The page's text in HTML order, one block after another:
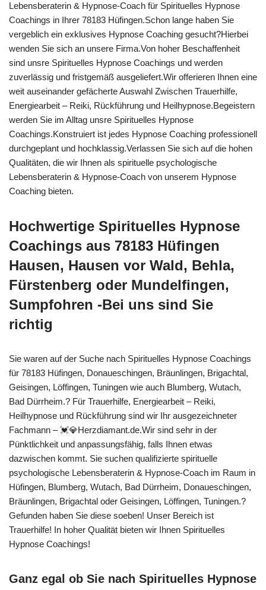
Lebensberaterin & Hypnose-Coach für Spirituelles Hypnose
Coachings in Ihrer 78183 Hüfingen.Schon lange haben Sie
vergeblich ein exklusives Hypnose Coaching gesucht?Hierbei
wenden Sie sich an unsere Firma.Von hoher Beschaffenheit
sind unsre Spirituelles Hypnose Coachings und werden
zuverlässig und fristgemäß ausgeliefert.Wir offerieren Ihnen eine
weit auseinander gefächerte Auswahl Zwischen Trauerhilfe,
Energiearbeit – Reiki, Rückführung und Heilhypnose.Begeistern
werden Sie im Alltag unsre Spirituelles Hypnose
Coachings.Konstruiert ist jedes Hypnose Coaching professionell
durchgeplant und hochklassig.Verlassen Sie sich auf die hohen
Qualitäten, die wir Ihnen als spirituelle psychologische
Lebensberaterin & Hypnose-Coach von unserem Hypnose
Coaching bieten.
Hochwertige Spirituelles Hypnose
Coachings aus 78183 Hüfingen
Hausen, Hausen vor Wald, Behla,
Fürstenberg oder Mundelfingen,
Sumpfohren -Bei uns sind Sie
richtig
Sie waren auf der Suche nach Spirituelles Hypnose Coachings
für 78183 Hüfingen, Donaueschingen, Bräunlingen, Brigachtal,
Geisingen, Löffingen, Tuningen wie auch Blumberg, Wutach,
Bad Dürrheim.? Für Trauerhilfe, Energiearbeit – Reiki,
Heilhypnose und Rückführung sind wir Ihr ausgezeichneter
Fachmann – 💓️💎Herzdiamant.de.Wir sind sehr in der
Pünktlichkeit und anpassungsfähig, falls Ihnen etwas
dazwischen kommt. Sie suchen qualifizierte spirituelle
psychologische Lebensberaterin & Hypnose-Coach im Raum in
Hüfingen, Blumberg, Wutach, Bad Dürrheim, Donaueschingen,
Bräunlingen, Brigachtal oder Geisingen, Löffingen, Tuningen.?
Gefunden haben Sie diese soeben! Unser Bereich ist
Trauerhilfe! In hoher Qualität bieten wir Ihnen Spirituelles
Hypnose Coachings!
Ganz egal ob Sie nach Spirituelles Hypnose